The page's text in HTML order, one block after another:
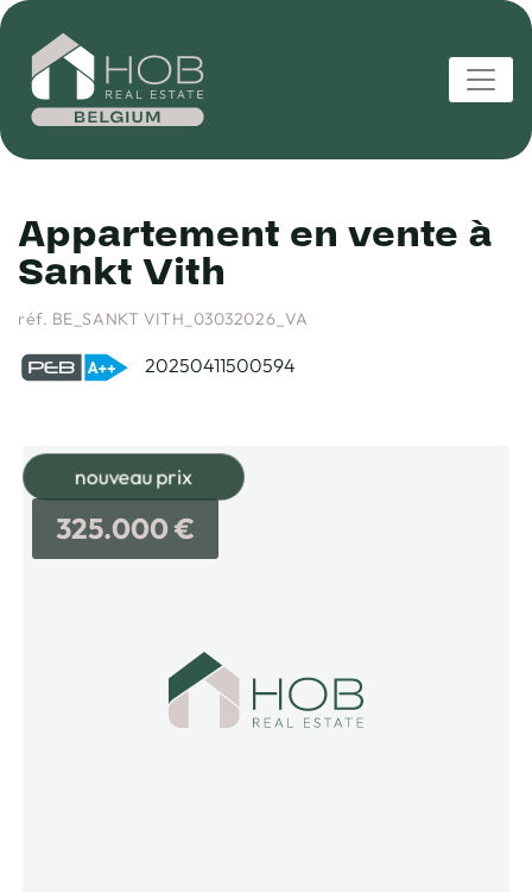
Appartement en vente à
Sankt Vith
réf. BE_SANKT VITH_03032026_VA
20250411500594
nouveau prix
325.000 €